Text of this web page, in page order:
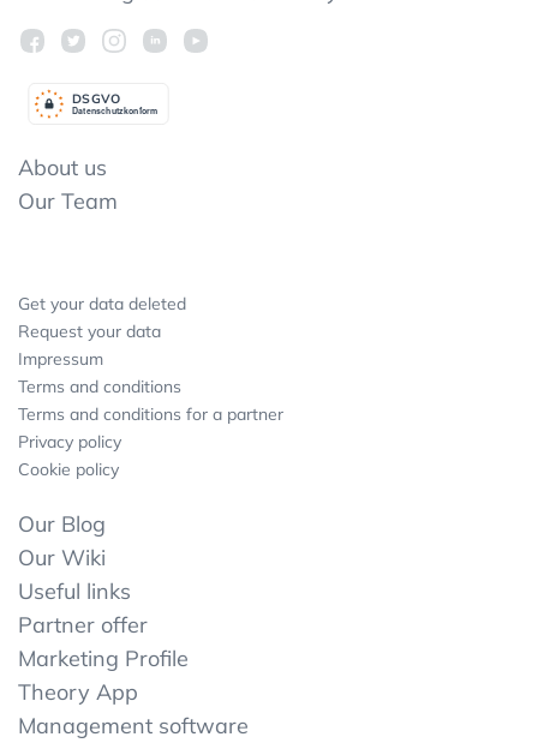
Datenschutzkonform
DSGVO
About us
Our Team
Get your data deleted
Request your data
Impressum
Terms and conditions
Terms and conditions for a partner
Privacy policy
Cookie policy
Our Blog
Our Wiki
Useful links
Partner offer
Marketing Profile
Theory App
Management software